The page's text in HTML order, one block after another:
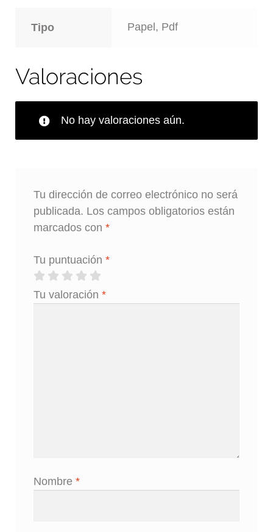
Tipo Papel, Pdf
Valoraciones
No hay valoraciones aún.
Tu dirección de correo electrónico no será
publicada. Los campos obligatorios están
marcados con *
Tu puntuación *
Tu valoración *
Nombre *